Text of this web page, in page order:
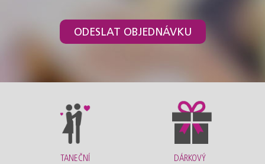
ODESLAT OBJEDNÁVKU
TANEČNÍ
DÁRKOVÝ